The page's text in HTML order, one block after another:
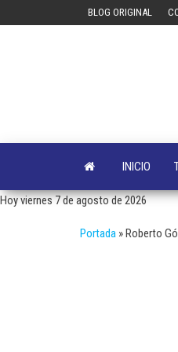
BLOG ORIGINAL
INICIO
Hoy viernes 7 de agosto de 2026
Portada »Roberto